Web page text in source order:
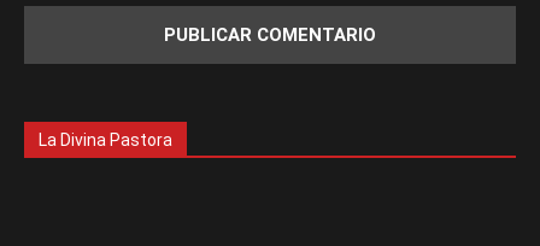
La Divina Pastora